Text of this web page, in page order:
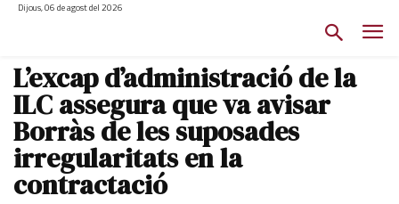
Dijous, 06 de agost del 2026
L’excap d’administració de la
ILC assegura que va avisar
Borràs de les suposades
irregularitats en la
contractació